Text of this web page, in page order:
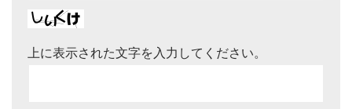
上に表示された文字を入力してください。